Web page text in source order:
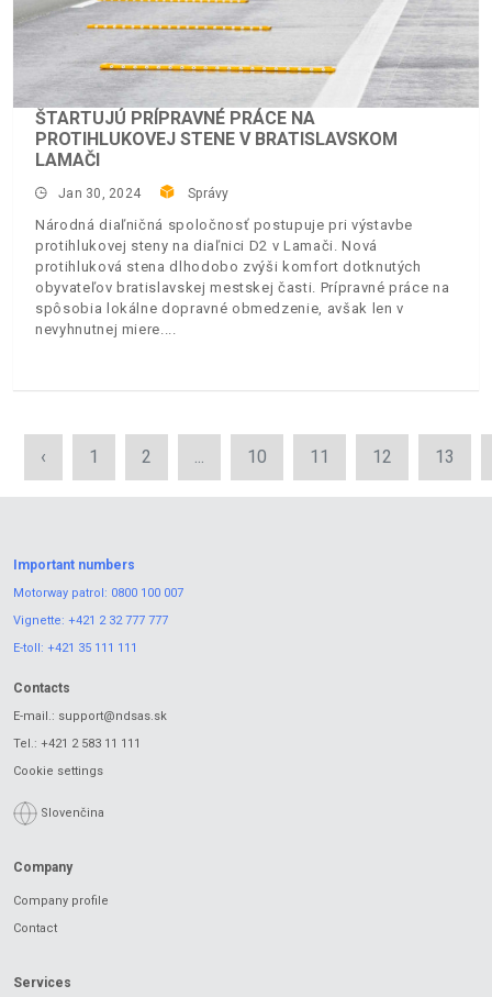
ŠTARTUJÚ PRÍPRAVNÉ PRÁCE NA
PROTIHLUKOVEJ STENE V BRATISLAVSKOM
LAMAČI
Jan 30, 2024 Správy
Národná diaľničná spoločnosť postupuje pri výstavbe
protihlukovej steny na diaľnici D2 v Lamači. Nová
protihluková stena dlhodobo zvýši komfort dotknutých
obyvateľov bratislavskej mestskej časti. Prípravné práce na
spôsobia lokálne dopravné obmedzenie, avšak len v
nevyhnutnej miere.
‹ 1 2 ... 10 11 12 13
Important numbers
Motorway patrol: 0800 100 007
Vignette: +421 2 32 777 777
E-toll: +421 35 111 111
Contacts
E-mail.: support@ndsas.sk
Tel.: +421 2 583 11 111
Cookie settings
Slovenčina
Company
Company profile
Contact
Services